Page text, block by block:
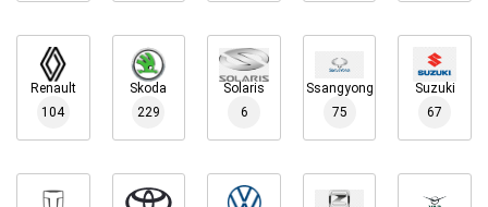
Renault
104
Skoda
229
Solaris
6
Ssangyong
75
Suzuki
67